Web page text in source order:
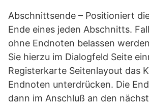
Abschnittsende – Positioniert
Ende eines jeden Abschnitts.
ohne Endnoten belassen
Sie hierzu im Dialogfeld Seite
Registerkarte Seitenlayout das
Endnoten unterdrücken. Die
dann im Anschluß an den